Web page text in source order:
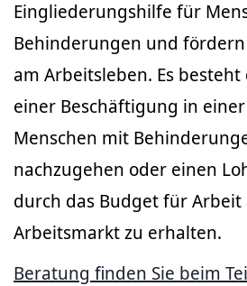
Eingliederungshilfe für
Behinderungen und
am Arbeitsleben. Es
einer Beschäftigung in
Menschen mit
nachzugehen oder einen
durch das Budget für Arbeit
Arbeitsmarkt zu erhalten.
Beratung finden Sie beim